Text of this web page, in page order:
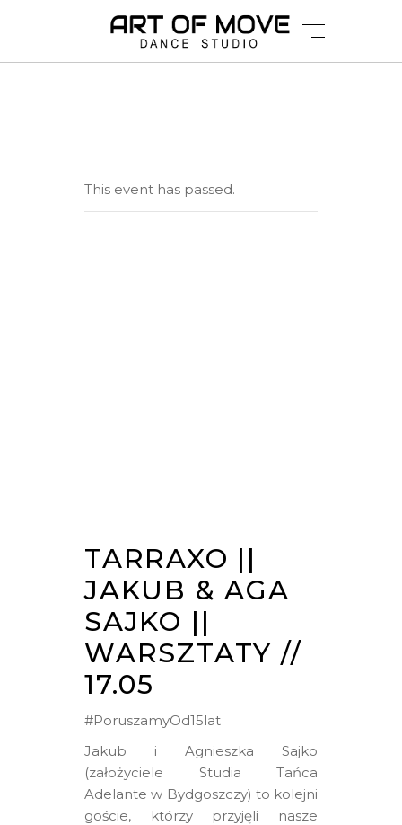
This event has passed.
TARRAXO ||
JAKUB & AGA
SAJKO ||
WARSZTATY //
17.05
#PoruszamyOd15lat
Jakub i Agnieszka Sajko
(założyciele Studia Tańca
Adelante w Bydgoszczy) to kolejni
goście, którzy przyjęli nasze